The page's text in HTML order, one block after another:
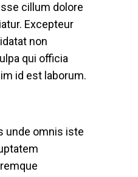
cillum dolore
Excepteur
non
qui officia
id est laborum.
unde omnis iste